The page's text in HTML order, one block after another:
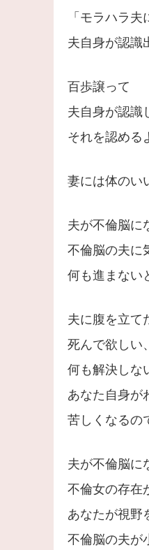
「モラハラ
夫自身が認識
百歩譲って
夫自身が認識
それを認める
妻には体のい
夫が不倫脳に
不倫脳の夫に
何も進まない
夫に腹を立て
死んで欲しい
何も解決しな
あなた自身が
苦しくなるの
夫が不倫脳に
不倫女の存在
あなたが視野
不倫脳の夫が